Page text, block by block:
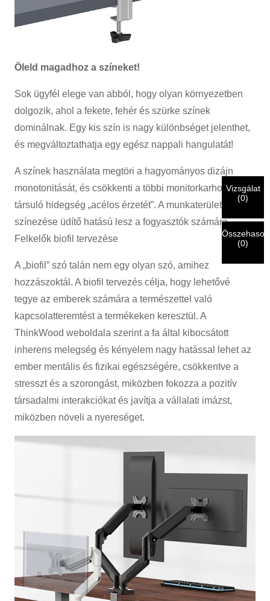
Öleld magadhoz a színeket!
Sok ügyfél elege van abból, hogy olyan környezetben
dolgozik, ahol a fekete, fehér és szürke színek
dominálnak. Egy kis szín is nagy különbséget jelenthet,
és megváltoztathatja egy egész nappali hangulatát!
A színek használata megtöri a hagyományos dizájn
monotonitását, és csökkenti a többi monitorkarhoz
társuló hidegség „acélos érzetét”. A munkaterületek
színezése üdítő hatású lesz a fogyasztók számára.
Felkelők biofil tervezése
A „biofil” szó talán nem egy olyan szó, amihez
hozzászoktál. A biofil tervezés célja, hogy lehetővé
tegye az emberek számára a természettel való
kapcsolatteremtést a termékeken keresztül. A
ThinkWood weboldala szerint a fa által kibocsátott
inherens melegség és kényelem nagy hatással lehet az
ember mentális és fizikai egészségére, csökkentve a
stresszt és a szorongást, miközben fokozza a pozitív
társadalmi interakciókat és javítja a vállalati imázst,
miközben növeli a nyereséget.
Én vagyok
A CHARM ügyfele
Én vagyok
Új látogató
SZEMÉLYAZONOSSÁG IGAZOLÁSA
Kérjük, adja meg jelenlegi munkahelyi e-mail címét alább,
Küldés
Beküldés előtt kérjükÖSSZES ELLENŐRZÉSEinformáció
vanHELYES.A helytelen információk a küldemény hibás
kézbesítéséhez vezetnek.
Vissza Küldés
Megkaptuk a kérését, és meg fogjuk tenniELLENŐRZÉSa
beküldött
hitelesítési és engedélyezési információk. Miután a
A személyazonosság ellenőrzése után e-mailben értesítést
fog kapni.
Vizsgálat
(0)
(0)